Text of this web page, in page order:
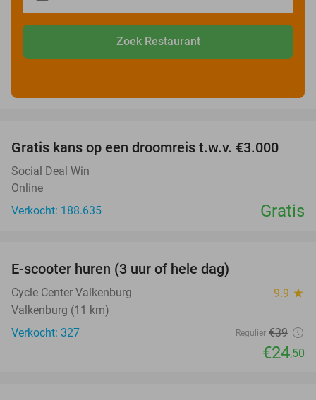
Zoek Restaurant
Gratis kans op een droomreis t.w.v. €3.000
Social Deal Win
Online
Verkocht: 188.635
Gratis
E-scooter huren (3 uur of hele dag)
Cycle Center Valkenburg 9.9 star
Valkenburg (11 km)
Verkocht: 327
Regulier €39
€24,50